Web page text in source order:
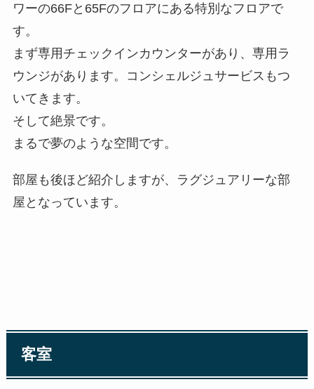
ワーの66Fと65Fのフロアにある特別なフロアで
す。
まず専用チェックインカウンターがあり、専用ラ
ウンジがあります。コンシェルジュサービスもつ
いてきます。
そして絶景です。
まるで夢のような空間です。
部屋も後ほど紹介しますが、ラグジュアリーな部
屋となっています。
客室